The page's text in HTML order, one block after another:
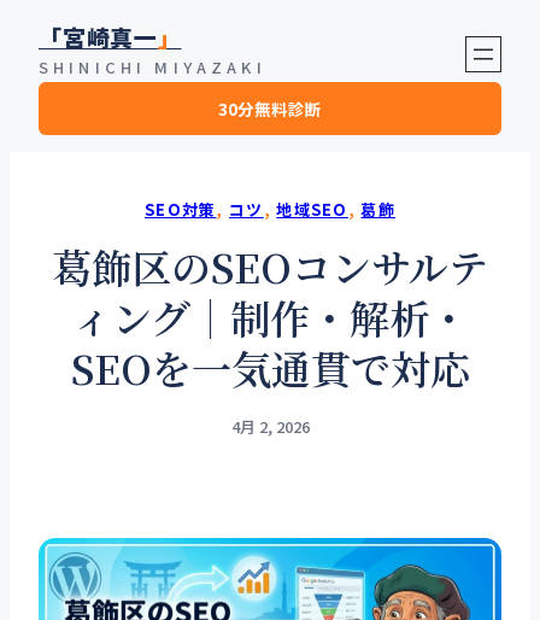
「宮崎真一 」
SHINICHI MIYAZAKI
30分無料診断
SEO対策, コツ , 地域SEO , 葛飾
葛飾区のSEOコンサルテ
ィング｜制作・解析・
SEOを一気通貫で対応
4月 2, 2026